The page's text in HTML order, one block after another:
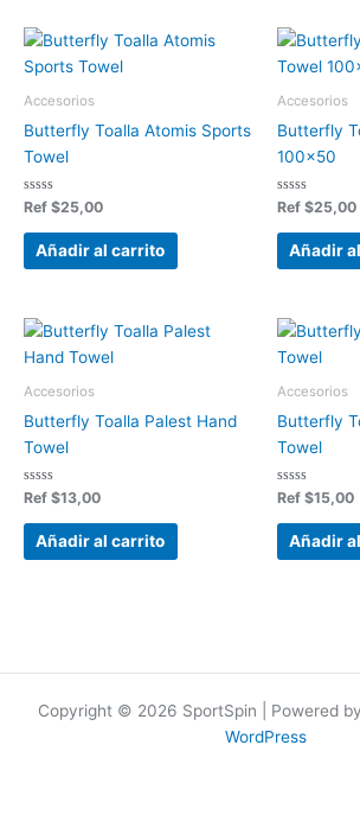
Accesorios
Butterfly Toalla Atomis Sports
Towel
Valorado
0
Ref $25,00
Añadir al carrito
Accesorios
Butterfly
100×50
Valorado
0
Ref $25,00
Añadir
Accesorios
Butterfly Toalla Palest Hand
Towel
Valorado
0
Ref $13,00
Añadir al carrito
Accesorios
Butterfly
Towel
Valorado
0
Ref $15,00
Añadir
Copyright © 2026 SportSpin | Powered by
WordPress